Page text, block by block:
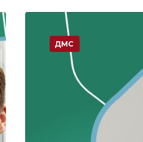
ДМС